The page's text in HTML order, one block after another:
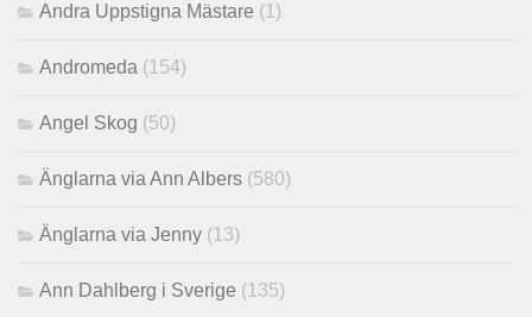
Andra Uppstigna Mästare (1)
Andromeda (154)
Angel Skog (50)
Änglarna via Ann Albers (580)
Änglarna via Jenny (13)
Ann Dahlberg i Sverige (135)